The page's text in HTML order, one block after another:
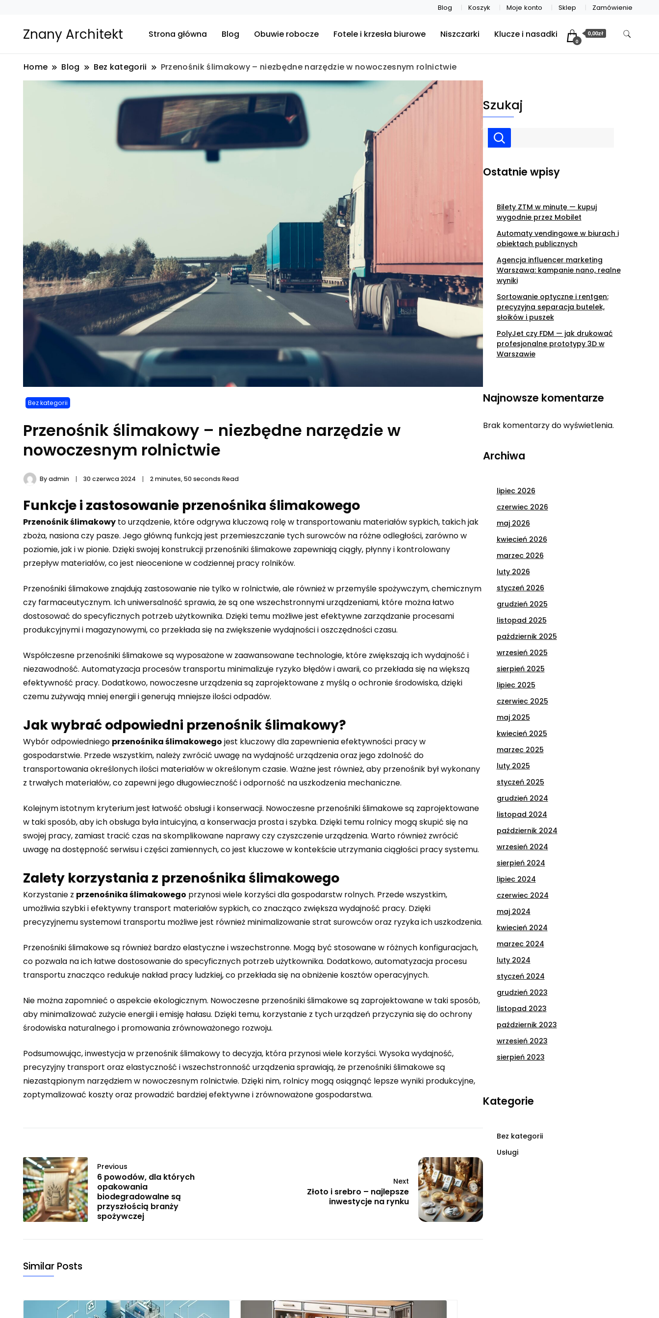
Blog Koszyk Moje konto Sklep Zamówienie
Znany Architekt Strona główna Blog Obuwie robocze Fotele i krzesła biurowe Niszczarki Klucze i nasadki
0
0,00zł
Home Blog Bez kategorii Przenośnik ślimakowy – niezbędne narzędzie w nowoczesnym rolnictwie
Bez kategorii
Przenośnik ślimakowy – niezbędne narzędzie w
nowoczesnym rolnictwie
Byadmin 30 czerwca 2024 2 minutes, 50 seconds Read
Funkcje i zastosowanie przenośnika ślimakowego
Przenośnik ślimakowy to urządzenie, które odgrywa kluczową rolę w transportowaniu materiałów sypkich, takich jak
zboża, nasiona czy pasze. Jego główną funkcją jest przemieszczanie tych surowców na różne odległości, zarówno w
poziomie, jak i w pionie. Dzięki swojej konstrukcji przenośniki ślimakowe zapewniają ciągły, płynny i kontrolowany
przepływ materiałów, co jest nieocenione w codziennej pracy rolników.
Przenośniki ślimakowe znajdują zastosowanie nie tylko w rolnictwie, ale również w przemyśle spożywczym, chemicznym
czy farmaceutycznym. Ich uniwersalność sprawia, że są one wszechstronnymi urządzeniami, które można łatwo
dostosować do specyficznych potrzeb użytkownika. Dzięki temu możliwe jest efektywne zarządzanie procesami
produkcyjnymi i magazynowymi, co przekłada się na zwiększenie wydajności i oszczędności czasu.
Współczesne przenośniki ślimakowe są wyposażone w zaawansowane technologie, które zwiększają ich wydajność i
niezawodność. Automatyzacja procesów transportu minimalizuje ryzyko błędów i awarii, co przekłada się na większą
efektywność pracy. Dodatkowo, nowoczesne urządzenia są zaprojektowane z myślą o ochronie środowiska, dzięki
czemu zużywają mniej energii i generują mniejsze ilości odpadów.
Jak wybrać odpowiedni przenośnik ślimakowy?
Wybór odpowiedniego przenośnika ślimakowego jest kluczowy dla zapewnienia efektywności pracy w
gospodarstwie. Przede wszystkim, należy zwrócić uwagę na wydajność urządzenia oraz jego zdolność do
transportowania określonych ilości materiałów w określonym czasie. Ważne jest również, aby przenośnik był wykonany
z trwałych materiałów, co zapewni jego długowieczność i odporność na uszkodzenia mechaniczne.
Kolejnym istotnym kryterium jest łatwość obsługi i konserwacji. Nowoczesne przenośniki ślimakowe są zaprojektowane
w taki sposób, aby ich obsługa była intuicyjna, a konserwacja prosta i szybka. Dzięki temu rolnicy mogą skupić się na
swojej pracy, zamiast tracić czas na skomplikowane naprawy czy czyszczenie urządzenia. Warto również zwrócić
uwagę na dostępność serwisu i części zamiennych, co jest kluczowe w kontekście utrzymania ciągłości pracy systemu.
Zalety korzystania z przenośnika ślimakowego
Korzystanie z przenośnika ślimakowego przynosi wiele korzyści dla gospodarstw rolnych. Przede wszystkim,
umożliwia szybki i efektywny transport materiałów sypkich, co znacząco zwiększa wydajność pracy. Dzięki
precyzyjnemu systemowi transportu możliwe jest również minimalizowanie strat surowców oraz ryzyka ich uszkodzenia.
Przenośniki ślimakowe są również bardzo elastyczne i wszechstronne. Mogą być stosowane w różnych konfiguracjach,
co pozwala na ich łatwe dostosowanie do specyficznych potrzeb użytkownika. Dodatkowo, automatyzacja procesu
transportu znacząco redukuje nakład pracy ludzkiej, co przekłada się na obniżenie kosztów operacyjnych.
Nie można zapomnieć o aspekcie ekologicznym. Nowoczesne przenośniki ślimakowe są zaprojektowane w taki sposób,
aby minimalizować zużycie energii i emisję hałasu. Dzięki temu, korzystanie z tych urządzeń przyczynia się do ochrony
środowiska naturalnego i promowania zrównoważonego rozwoju.
Podsumowując, inwestycja w przenośnik ślimakowy to decyzja, która przynosi wiele korzyści. Wysoka wydajność,
precyzyjny transport oraz elastyczność i wszechstronność urządzenia sprawiają, że przenośniki ślimakowe są
niezastąpionym narzędziem w nowoczesnym rolnictwie. Dzięki nim, rolnicy mogą osiągnąć lepsze wyniki produkcyjne,
zoptymalizować koszty oraz prowadzić bardziej efektywne i zrównoważone gospodarstwa.
Previous
6 powodów, dla których
opakowania
biodegradowalne są
przyszłością branży
spożywczej
Next
Złoto i srebro – najlepsze
inwestycje na rynku
Similar Posts
Szukaj
Ostatnie wpisy
Bilety ZTM w minutę — kupuj
wygodnie przez Mobilet
Automaty vendingowe w biurach i
obiektach publicznych
Agencja influencer marketing
Warszawa: kampanie nano, realne
wyniki
Sortowanie optyczne i rentgen:
precyzyjna separacja butelek,
słoików i puszek
PolyJet czy FDM — jak drukować
profesjonalne prototypy 3D w
Warszawie
Najnowsze komentarze
Brak komentarzy do wyświetlenia.
Archiwa
lipiec 2026
czerwiec 2026
maj 2026
kwiecień 2026
marzec 2026
luty 2026
styczeń 2026
grudzień 2025
listopad 2025
październik 2025
wrzesień 2025
sierpień 2025
lipiec 2025
czerwiec 2025
maj 2025
kwiecień 2025
marzec 2025
luty 2025
styczeń 2025
grudzień 2024
listopad 2024
październik 2024
wrzesień 2024
sierpień 2024
lipiec 2024
czerwiec 2024
maj 2024
kwiecień 2024
marzec 2024
luty 2024
styczeń 2024
grudzień 2023
listopad 2023
październik 2023
wrzesień 2023
sierpień 2023
Kategorie
Bez kategorii
Usługi